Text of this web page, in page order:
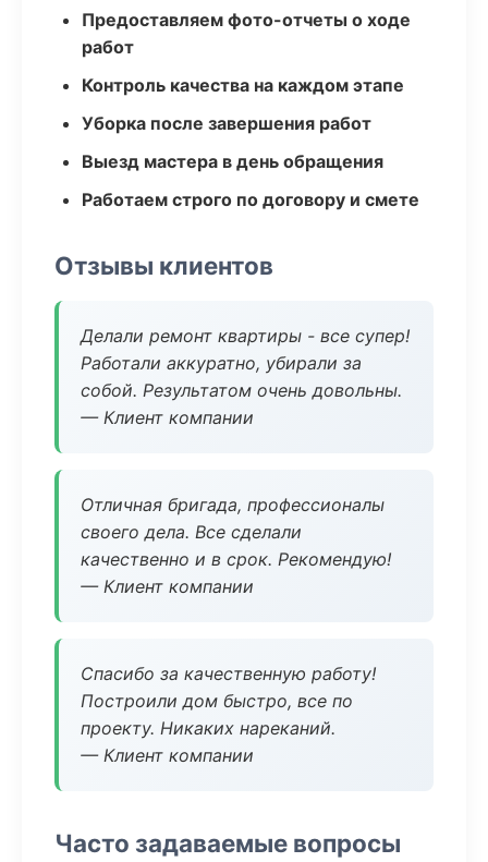
Предоставляем фото-отчеты о ходе
работ
Контроль качества на каждом этапе
Уборка после завершения работ
Выезд мастера в день обращения
Работаем строго по договору и смете
Отзывы клиентов
Делали ремонт квартиры - все супер!
Работали аккуратно, убирали за
собой. Результатом очень довольны.
— Клиент компании
Отличная бригада, профессионалы
своего дела. Все сделали
качественно и в срок. Рекомендую!
— Клиент компании
Спасибо за качественную работу!
Построили дом быстро, все по
проекту. Никаких нареканий.
— Клиент компании
Часто задаваемые вопросы